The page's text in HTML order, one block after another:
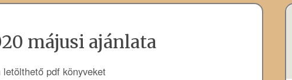
májusi ajánlata
pdf könyveket